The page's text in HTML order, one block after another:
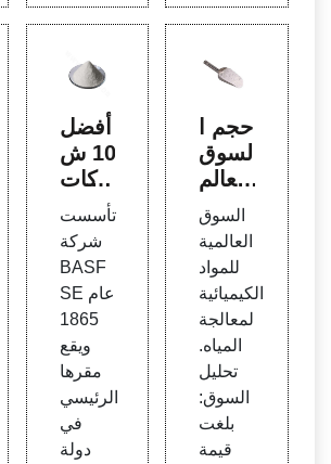
أفضل
10 ش
ركات
في س
وق م
عالجة
المياه
ومياه
ف ال
صحي
تأسست
شركة
BASF
SE عام
1865
ويقع
مقرها
الرئيسي
في
دولة
حجم ا
لسوق
العالم
ي للم
واد ال
كيميا
ئية لم
عالجة
المياه
& النم
و
السوق
العالمية
للمواد
الكيميائية
لمعالجة
المياه.
تحليل
السوق:
بلغت
قيمة